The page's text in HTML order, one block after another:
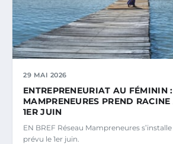
29 MAI 2026
ENTREPRENEURIAT AU FÉMININ
MAMPRENEURES PREND RACINE
1ER JUIN
EN BREF Réseau Mampreneures
prévu le 1er juin.